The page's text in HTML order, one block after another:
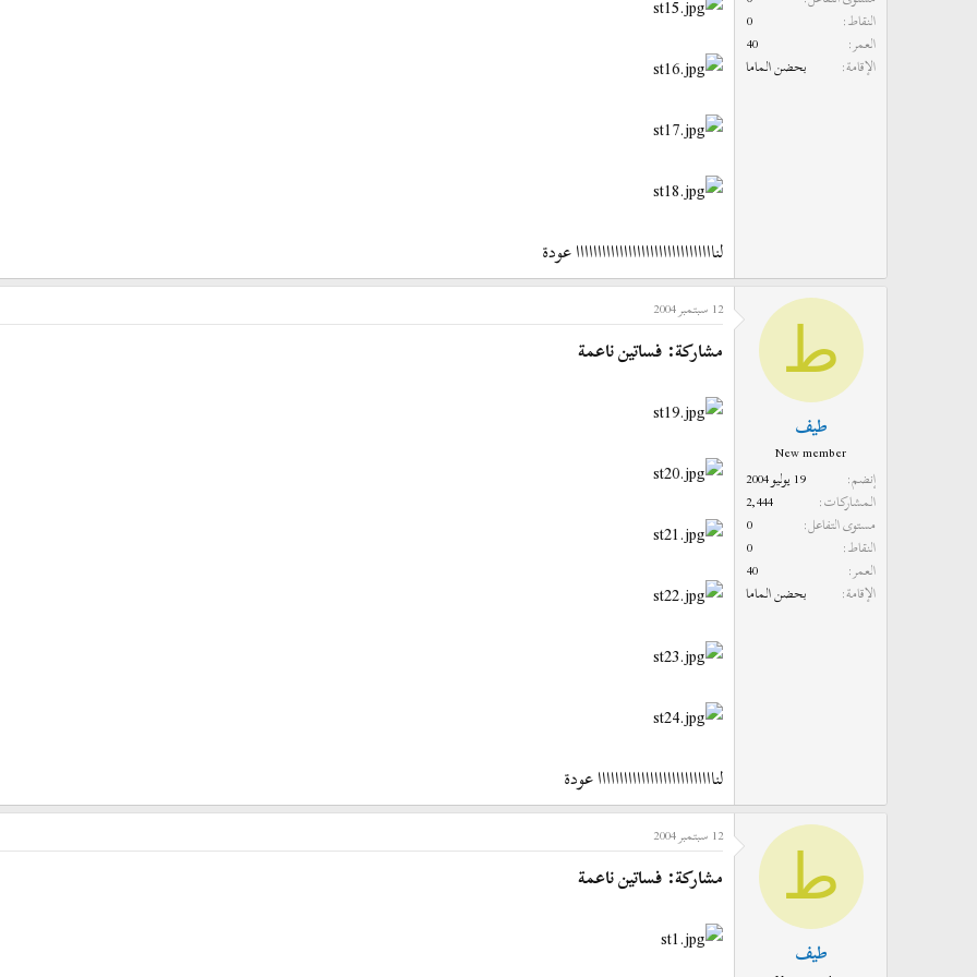
النقاط
0
العمر
40
الإقامة
بحضن الماما
لناااااااااااااااااااااااااااااااا عودة
ط
طيف
New member
إنضم
19 يوليو 2004
المشاركات
2,444
مستوى التفاعل
0
النقاط
0
العمر
40
الإقامة
بحضن الماما
12 سبتمبر 2004
مشاركة: فساتين ناعمة
لنااااااااااااااااااااااااااا عودة
ط
طيف
12 سبتمبر 2004
مشاركة: فساتين ناعمة